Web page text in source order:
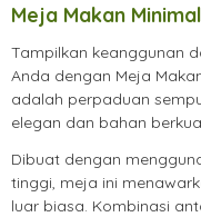
Meja Makan
Tampilkan keanggunan
Anda dengan Meja
adalah perpaduan
elegan dan bahan
Dibuat dengan
tinggi, meja ini
luar biasa. Kombinasi